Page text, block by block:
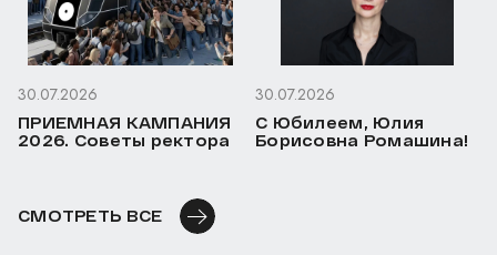
30.07.2026
ПРИЕМНАЯ КАМПАНИЯ
2026. Советы ректора
30.07.2026
С Юбилеем, Юлия
Борисовна Ромашина!
СМОТРЕТЬ ВСЕ